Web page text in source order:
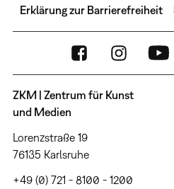
Erklärung zur Barrierefreiheit
ZKM | Zentrum für Kunst
und Medien
Lorenzstraße 19
76135 Karlsruhe
+49 (0) 721 - 8100 - 1200